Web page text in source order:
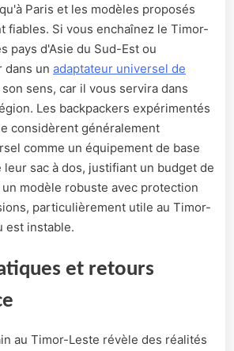
Paris et les modèles proposés
fiables. Si vous enchaînez le Timor-
pays d'Asie du Sud-Est ou
dans un adaptateur universel de
sens, car il vous servira dans
Les backpackers expérimentés
considèrent généralement
comme un équipement de base
sac à dos, justifiant un budget de
modèle robuste avec protection
particulièrement utile au Timor-
est instable.
et retours
au Timor-Leste révèle des réalités